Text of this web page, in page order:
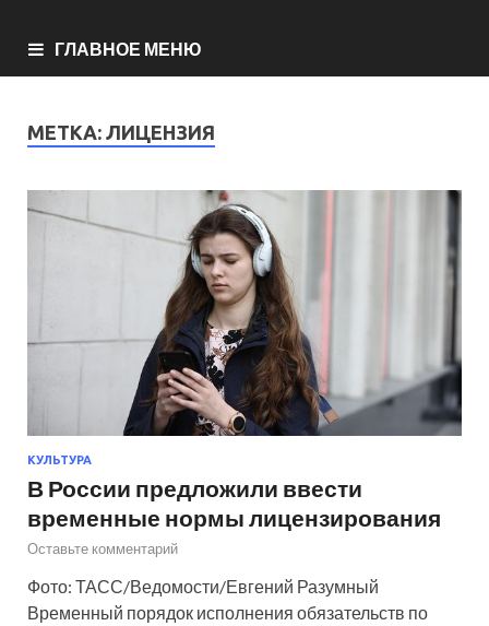
ГЛАВНОЕ МЕНЮ
МЕТКА: ЛИЦЕНЗИЯ
КУЛЬТУРА
В России предложили ввести
временные нормы лицензирования
Оставьте комментарий
Фото: ТАСС/Ведомости/Евгений Разумный
Временный порядок исполнения обязательств по